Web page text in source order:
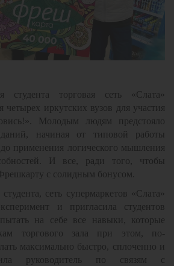
торговая сеть «Слата»
четырех иркутских вузов для участия
Молодым людям предстояло
начиная от типовой работы
до применения логического мышления
И все, ради того, чтобы
с солидным бонусом.
сеть супермаркетов «Слата»
и пригласила студентов
на себе все навыки, которые
торгового зала при этом, по-
максимально быстро, сплоченно и
руководитель по связям с